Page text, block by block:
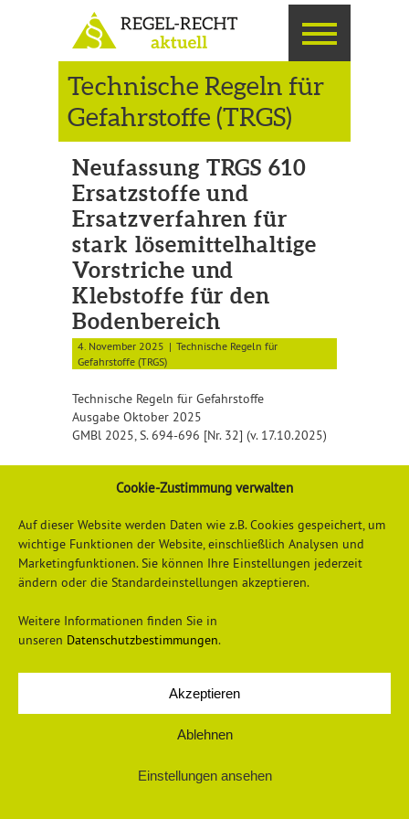
Cookie-Zustimmung verwalten
Auf dieser Website werden Daten wie z.B. Cookies gespeichert, um
wichtige Funktionen der Website, einschließlich Analysen und
Marketingfunktionen. Sie können Ihre Einstellungen jederzeit
ändern oder die Standardeinstellungen akzeptieren.
Weitere Informationen finden Sie in
unseren Datenschutzbestimmungen.
Akzeptieren
Ablehnen
Einstellungen ansehen
Technische Regeln für
Gefahrstoffe (TRGS)
Neufassung TRGS 610
Ersatzstoffe und
Ersatzverfahren für
stark lösemittelhaltige
Vorstriche und
Klebstoffe für den
Bodenbereich
4. November 2025
Technische Regeln für
Gefahrstoffe (TRGS)
Technische Regeln für Gefahrstoffe
Ausgabe Oktober 2025
GMBl 2025, S. 694-696 [Nr. 32] (v. 17.10.2025)